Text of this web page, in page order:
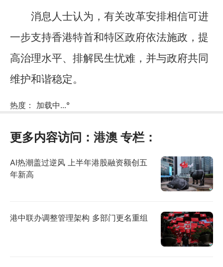
消息人士认为，有关改革安排相信可进
一步支持香港特首和特区政府依法施政，提
高治理水平、排解民生忧难，并与政府共同
维护和谐稳定。
热度： 加载中...°
更多内容访问： 港澳 专栏：
AI热潮盖过逆风 上半年港股融资额创五
年新高
港中联办调整管理架构 多部门更名重组